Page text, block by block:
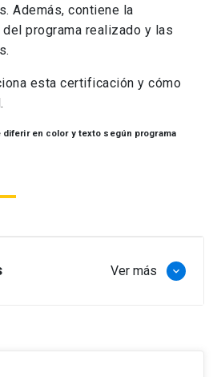
Además, contiene la
programa realizado y las
esta certificación y cómo
en color y texto según programa
Ver más keyboard_arrow_down